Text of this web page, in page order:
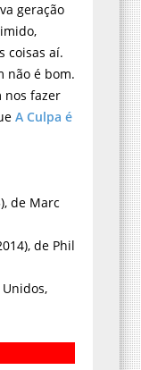
geração
coisas aí.
não é bom.
nos fazer
A Culpa é
de Marc
de Phil